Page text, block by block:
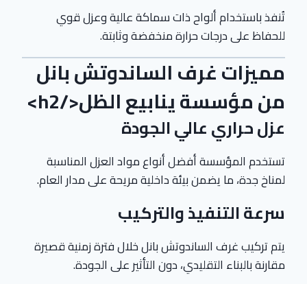
تُنفذ باستخدام ألواح ذات سماكة عالية وعزل قوي
للحفاظ على درجات حرارة منخفضة وثابتة.
مميزات غرف الساندوتش بانل
من مؤسسة ينابيع الظل</h2>
عزل حراري عالي الجودة
تستخدم المؤسسة أفضل أنواع مواد العزل المناسبة
لمناخ جدة، ما يضمن بيئة داخلية مريحة على مدار العام.
سرعة التنفيذ والتركيب
يتم تركيب غرف الساندوتش بانل خلال فترة زمنية قصيرة
مقارنة بالبناء التقليدي، دون التأثير على الجودة.